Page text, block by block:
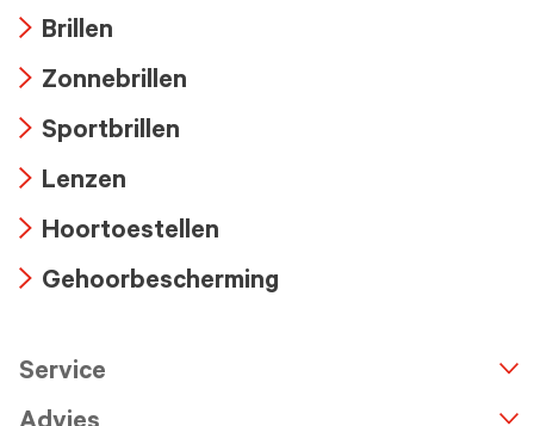
icon
Brillen
icon
Zonnebrillen
icon
Sportbrillen
icon
Lenzen
icon
Hoortoestellen
Gehoorbescherming
Service